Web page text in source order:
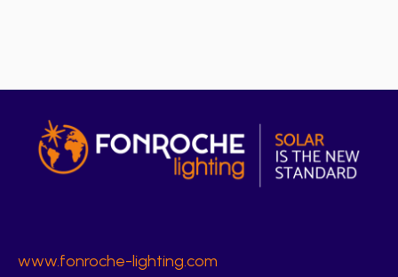
www.fonroche-lighting.com